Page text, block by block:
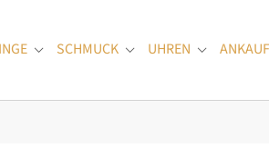
"Verlobungsringe"
Submenu for "Trauringe"
SCHMUCK Submenu for
UHREN ANKAUF